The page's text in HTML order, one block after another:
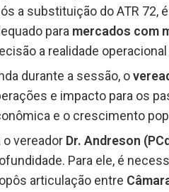
a substituição do ATR 72, é
para mercados com
a realidade
durante a sessão, o
e impacto para os
e o crescimento
o vereador Dr. Andreson
Para ele, é
articulação entre